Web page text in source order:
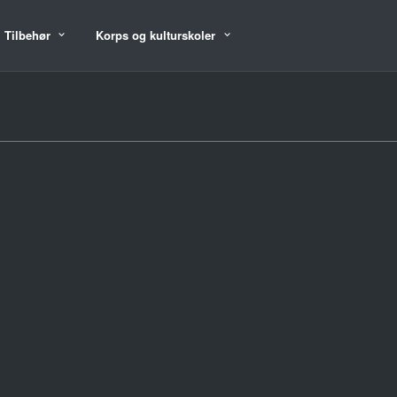
Tilbehør Korps og kulturskoler